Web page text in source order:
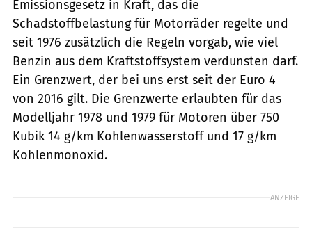
Emissionsgesetz in Kraft, das die
Schadstoffbelastung für Motorräder regelte und
seit 1976 zusätzlich die Regeln vorgab, wie viel
Benzin aus dem Kraftstoffsystem verdunsten darf.
Ein Grenzwert, der bei uns erst seit der Euro 4
von 2016 gilt. Die Grenzwerte erlaubten für das
Modelljahr 1978 und 1979 für Motoren über 750
Kubik 14 g/km Kohlenwasserstoff und 17 g/km
Kohlenmonoxid.
ANZEIGE